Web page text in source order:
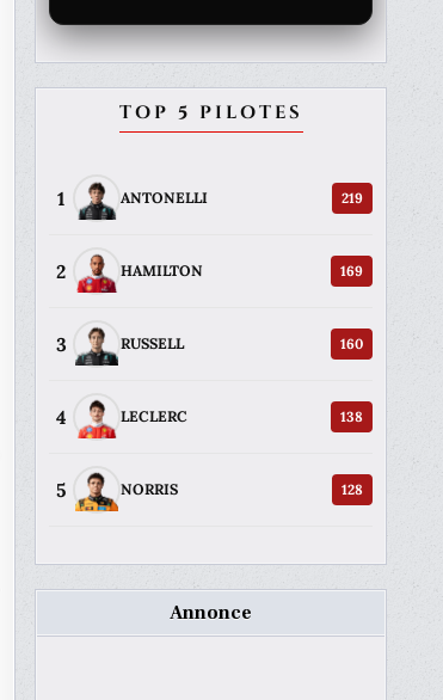
TOP 5 PILOTES
1 ANTONELLI 219
2 HAMILTON 169
3 RUSSELL 160
4 LECLERC 138
5 NORRIS 128
Annonce